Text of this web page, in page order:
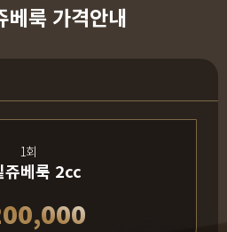
베룩 가격안내
1회
쥬베룩 2cc